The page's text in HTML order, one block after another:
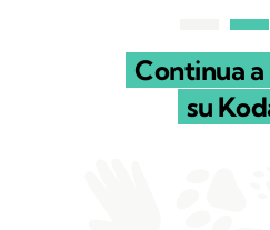
Continua
su